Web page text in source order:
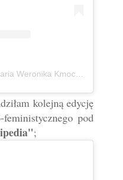
Post udostępniony przez Maria Weronika Kmoch 🦄 Kurpianka w wielkim świecie (@mwkmoch)
kolejną edycję
pod
;